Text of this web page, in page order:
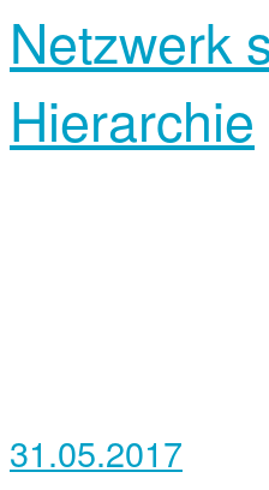
Netzwerk
Hierarchie
31.05.2017